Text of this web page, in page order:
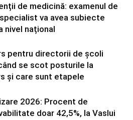
de medicină: examenul de
va avea subiecte
nivel național
pentru directorii de școli
se scot posturile la
și care sunt etapele
2026: Procent de
doar 42,5%, la Vaslui